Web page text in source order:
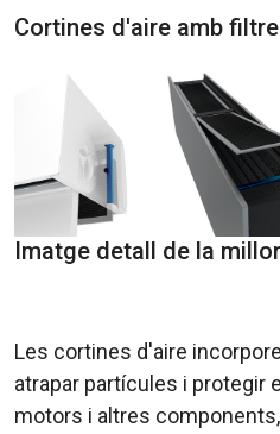
Cortines d'aire amb
Imatge detall de la
Les cortines d'aire
atrapar partícules i protegir
motors i altres